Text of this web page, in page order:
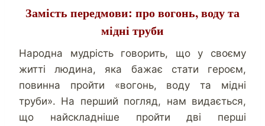
Замість передмови: про вогонь, воду та
мідні труби
Народна мудрість говорить, що у своєму
житті людина, яка бажає стати героєм,
повинна пройти «вогонь, воду та мідні
труби». На перший погляд, нам видається,
що найскладніше пройти дві перші